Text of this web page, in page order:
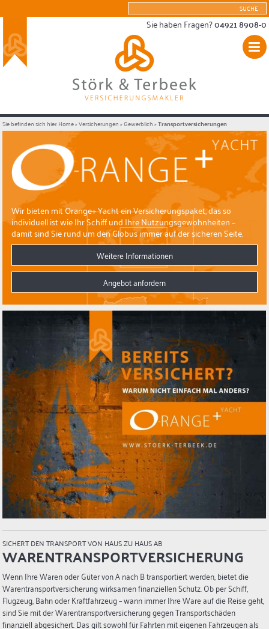
Sie haben Fragen?04921 8908-0
Sie befinden sich hier:Home»Versicherungen»Gewerblich»Transportversicherungen
Wir bieten mit Orange+ Yacht ein Versicherungspaket, das so
individuell ist wie Ihr Schiff und Ihre Nutzungsgewohnheiten –
damit sind Sie rund um den Globus immer auf der sicheren Seite.
Weitere Informationen
Angebot anfordern
SICHERT DEN TRANSPORT VON HAUS ZU HAUS AB
WARENTRANSPORTVERSICHERUNG
Wenn Ihre Waren oder Güter von A nach B transportiert werden, bietet die
Warentransportversicherung wirksamen finanziellen Schutz. Ob per Schiff,
Flugzeug, Bahn oder Kraftfahrzeug – wann immer Ihre Ware auf die Reise geht,
sind Sie mit der Warentransportversicherung gegen Transportschäden
finanziell abgesichert. Das gilt sowohl für Fahrten mit eigenen Fahrzeugen als